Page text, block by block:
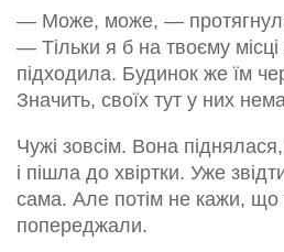
— Може, може, —
— Тільки я б на твоєму
підходила. Будинок же їм
Значить, своїх тут у них
Чужі зовсім. Вона
і пішла до хвіртки. Уже
сама. Але потім не кажи, що
попереджали.